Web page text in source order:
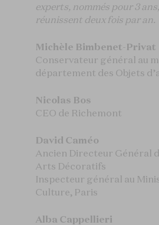
experts, nommés pour 3
réunissent deux fois par an.
Michèle Bimbenet-Privat
Conservateur général au
département des Objets
Nicolas Bos
CEO de Richemont
David Caméo
Ancien Directeur Général
Arts Décoratifs
Inspecteur général au
Culture, Paris
Alba Cappellieri